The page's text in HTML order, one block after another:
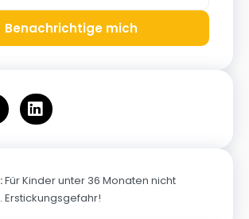
Benachrichtige mich
Für Kinder unter 36 Monaten nicht
Erstickungsgefahr!